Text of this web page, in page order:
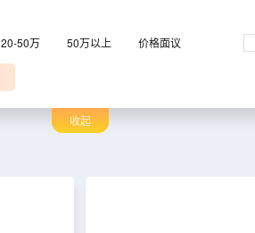
20-50万 50万以上 价格面议
收起